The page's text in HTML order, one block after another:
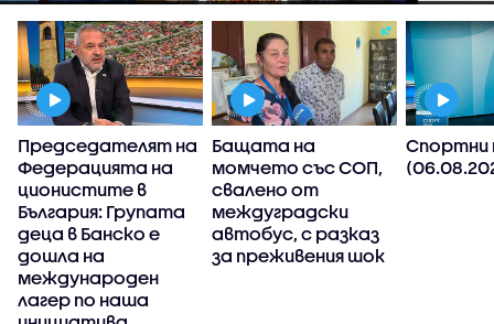
Председателят на
Федерацията на
ционистите в
България: Групата
деца в Банско е
дошла на
международен
лагер по наша
Бащата на
момчето със СОП,
свалено от
междуградски
автобус, с разказ
за преживения шок
Спортни